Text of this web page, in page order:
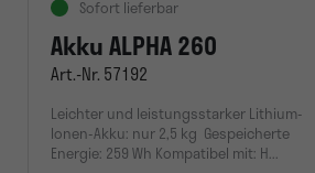
Sofort lieferbar
Akku ALPHA 260
Art.-Nr. 57192
Leichter und leistungsstarker Lithium-
Ionen-Akku: nur 2,5 kg Gespeicherte
Energie: 259 Wh Kompatibel mit: H...